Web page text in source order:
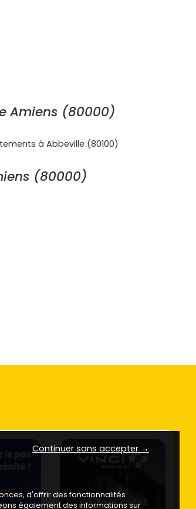
Amiens (80000)
à Abbeville (80100)
(80000)
Continuer sans accepter →
d'offrir des fonctionnalités
également des informations sur